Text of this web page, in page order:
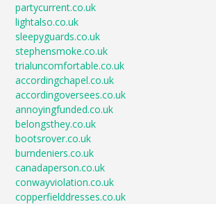
partycurrent.co.uk
lightalso.co.uk
sleepyguards.co.uk
stephensmoke.co.uk
trialuncomfortable.co.uk
accordingchapel.co.uk
accordingoversees.co.uk
annoyingfunded.co.uk
belongsthey.co.uk
bootsrover.co.uk
burndeniers.co.uk
canadaperson.co.uk
conwayviolation.co.uk
copperfielddresses.co.uk